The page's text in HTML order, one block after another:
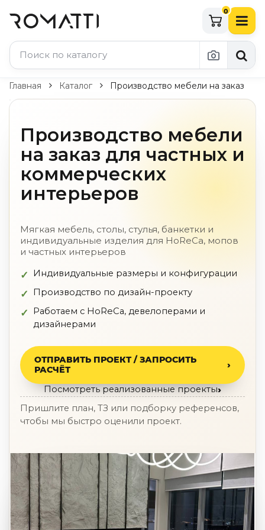
0
Каталог Romatti
Свет и освещение
По типу
Подвесные светильники
Потолочные светильники
Бра и настенные светильники
Настольные лампы
Технический свет
Уличное освещение
Комплектующие
По назначению
Освещение для HoReCa
Техническое и архитектурное освещение
Ретро электрика
Ландшафтное освещение
Коллекции освещения
APELLA — Modern
RAY — Architectural
KOBO — Scandinavian
По стилям
Современный
Винтаж
Органик модерн
Хрусталь
Главная Каталог Производство мебели на заказ
Производство мебели
на заказ для частных и
коммерческих
интерьеров
Мягкая мебель, столы, стулья, банкетки и
индивидуальные изделия для HoReCa, мопов
и частных интерьеров
Индивидуальные размеры и конфигурации
Производство по дизайн-проекту
Работаем с HoReCa, девелоперами и
дизайнерами
ОТПРАВИТЬ ПРОЕКТ / ЗАПРОСИТЬ
РАСЧЁТ
Посмотреть реализованные проекты
Пришлите план, ТЗ или подборку референсов,
чтобы мы быстро оценили проект.